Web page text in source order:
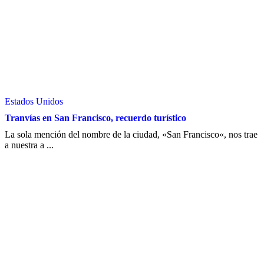
Estados Unidos
Tranvías en San Francisco, recuerdo turístico
La sola mención del nombre de la ciudad, «San Francisco«, nos trae
a nuestra a ...